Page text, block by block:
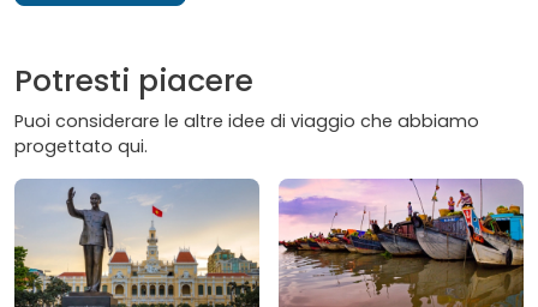
Potresti piacere
Puoi considerare le altre idee di viaggio che abbiamo
progettato qui.